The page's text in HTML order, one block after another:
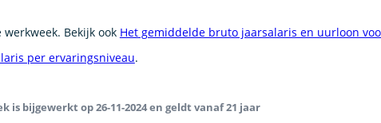
Bekijk ook Het gemiddelde bruto jaarsalaris en uurloon
per ervaringsniveau.
bijgewerkt op 26-11-2024 en geldt vanaf 21 jaar